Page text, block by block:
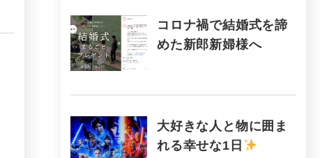
コロナ禍で結婚式を諦
めた新郎新婦様へ
大好きな人と物に囲ま
れる幸せな1日